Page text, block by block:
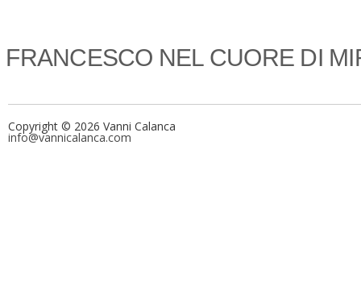
FRANCESCO NEL CUORE DI
Copyright © 2026 Vanni Calanca
info@vannicalanca.com